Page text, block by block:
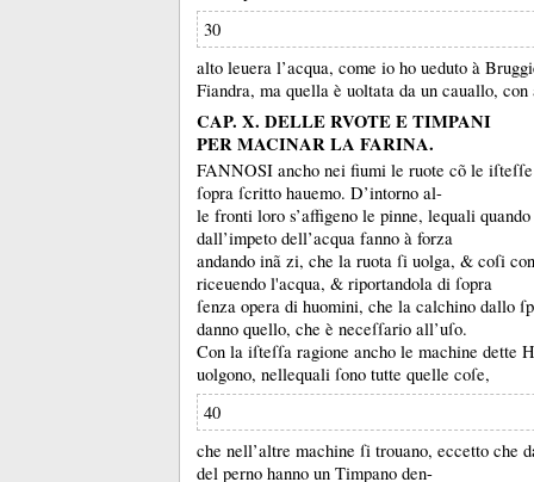
30
alto leuera l’acqua, come io ho ueduto à
Fiandra, ma quella è uoltata da un cauallo,
CAP. X. DELLE RVOTE E TIMPANI
PER MACINAR LA FARINA.
FANNOSI ancho nei fiumi le ruote cõ le
ſopra ſcritto hauemo. D’intorno al-
le fronti loro s’affigeno le pinne, lequali quando
dall’impeto dell’acqua fanno à forza
andando inã zi, che la ruota ſi uolga, & coſi
riceuendo l'acqua, & riportandola di ſopra
ſenza opera di huomini, che la calchino dallo
danno quello, che è neceſſario all’uſo.
Con la iſteſſa ragione ancho le machine dette
uolgono, nellequali ſono tutte quelle coſe,
40
che nell’altre machine ſi trouano, eccetto che
del perno hanno un Timpano den-